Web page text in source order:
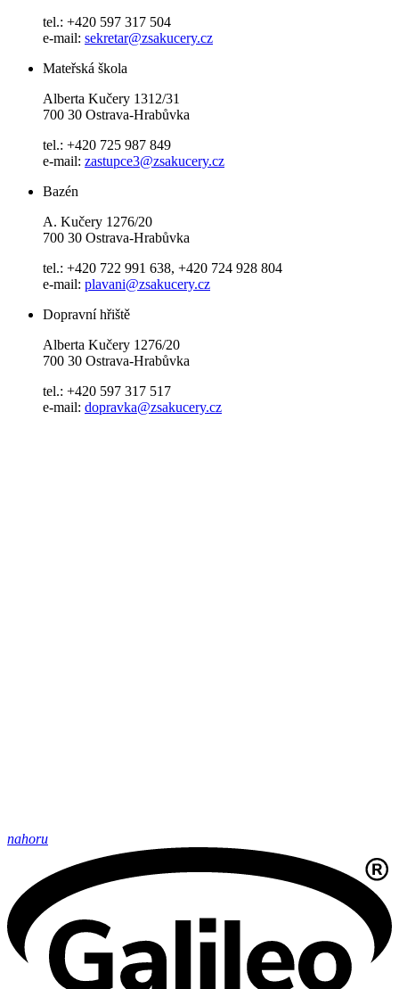
tel.: +420 597 317 504
e-mail: sekretar@zsakucery.cz
Mateřská škola
Alberta Kučery 1312/31
700 30 Ostrava-Hrabůvka
tel.: +420 725 987 849
e-mail: zastupce3@zsakucery.cz
Bazén
A. Kučery 1276/20
700 30 Ostrava-Hrabůvka
tel.: +420 722 991 638, +420 724 928 804
e-mail: plavani@zsakucery.cz
Dopravní hřiště
Alberta Kučery 1276/20
700 30 Ostrava-Hrabůvka
tel.: +420 597 317 517
e-mail: dopravka@zsakucery.cz
nahoru